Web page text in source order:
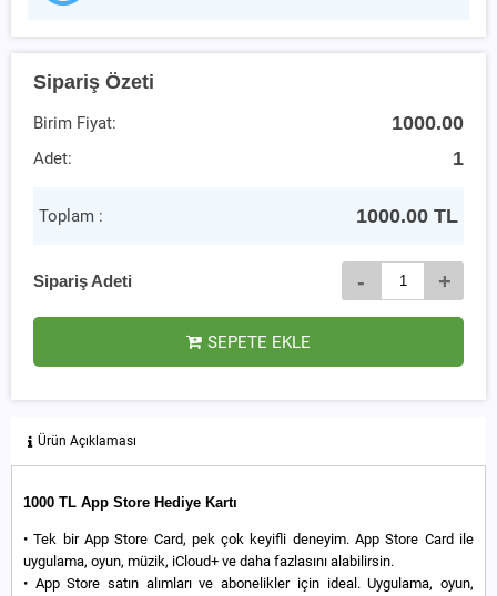
Sipariş Özeti
Birim Fiyat: 1000.00
Adet: 1
Toplam : 1000.00 TL
Sipariş Adeti - +
SEPETE EKLE
Ürün Açıklaması
1000 TL App Store Hediye Kartı
• Tek bir App Store Card, pek çok keyifli deneyim. App Store Card ile
uygulama, oyun, müzik, iCloud+ ve daha fazlasını alabilirsin.
• App Store satın alımları ve abonelikler için ideal. Uygulama, oyun,